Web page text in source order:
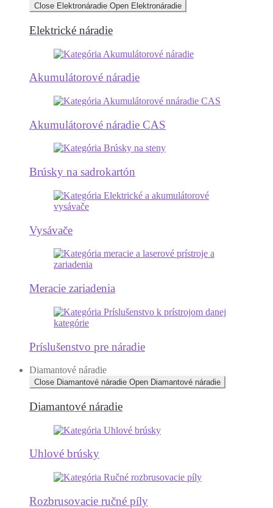
Close Elektronáradie Open Elektronáradie
Elektrické náradie
Akumulátorové náradie
Akumulátorové náradie CAS
Brúsky na sadrokartón
Vysávače
Meracie zariadenia
Príslušenstvo pre náradie
Diamantové náradie
Close Diamantové náradie Open Diamantové náradie
Diamantové náradie
Uhlové brúsky
Rozbrusovacie ručné píly